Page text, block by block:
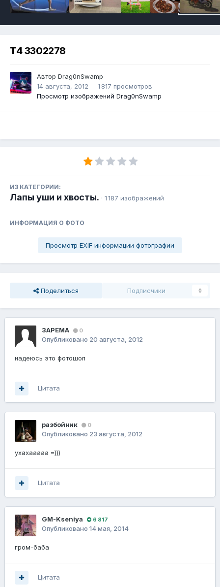
T4 3302278
Автор Drag0nSwamp
14 августа, 2012
1 817 просмотров
Просмотр изображений Drag0nSwamp
ИЗ КАТЕГОРИИ:
Лапы уши и хвосты. · 1 187 изображений
ИНФОРМАЦИЯ О ФОТО
Просмотр EXIF информации фотографии
Поделиться Подписчики 0
3APEMA 0
Опубликовано 20 августа, 2012
надеюсь это фотошоп
Цитата
разбойник 0
Опубликовано 23 августа, 2012
ухахааааа =)))
Цитата
GM-Kseniya 6 817
Опубликовано 14 мая, 2014
гром-баба
Цитата